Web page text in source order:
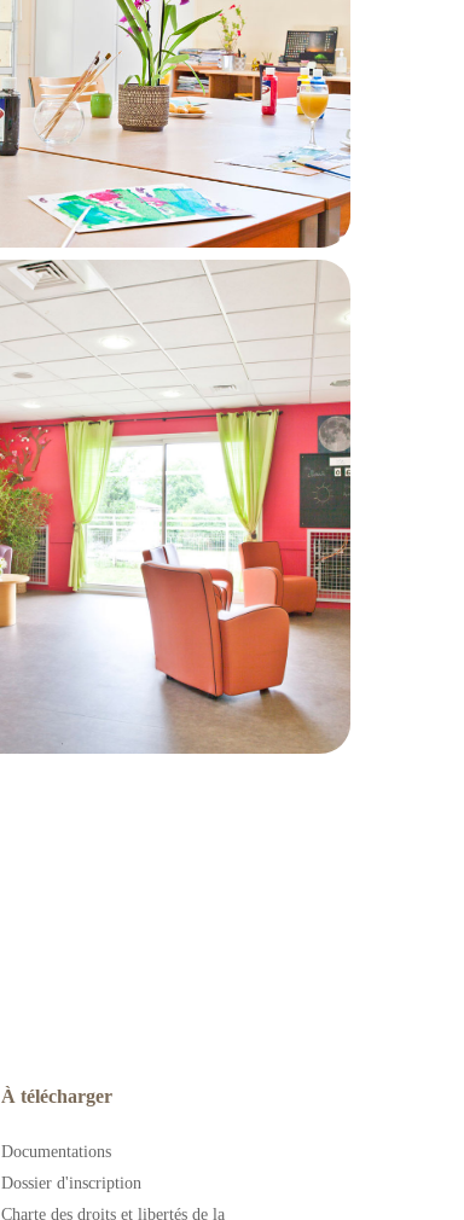
À télécharger
Documentations
Dossier d'inscription
Charte des droits et libertés de la